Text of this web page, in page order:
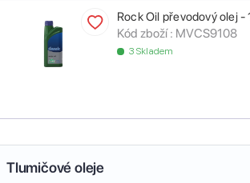
Rock Oil převodový olej -
Kód zboží : MVCS9108
3 Skladem
Tlumičové oleje